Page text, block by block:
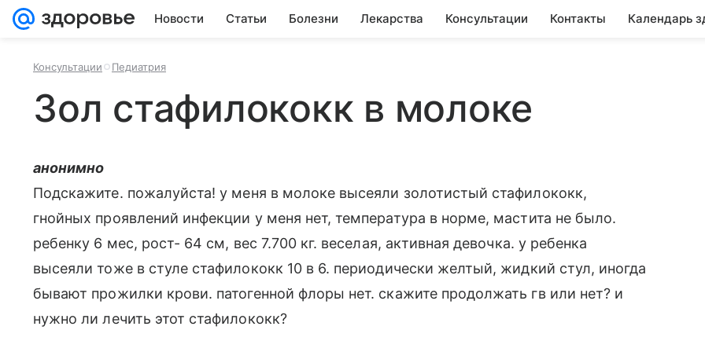
Новости Статьи Болезни Лекарства Консультации Контакты Календарь
Консультации Педиатрия
Зол стафилококк в молоке
анонимно
Подскажите. пожалуйста! у меня в молоке высеяли золотистый стафилококк,
гнойных проявлений инфекции у меня нет, температура в норме, мастита не было.
ребенку 6 мес, рост- 64 см, вес 7.700 кг. веселая, активная девочка. у ребенка
высеяли тоже в стуле стафилококк 10 в 6. периодически желтый, жидкий стул, иногда
бывают прожилки крови. патогенной флоры нет. скажите продолжать гв или нет? и
нужно ли лечить этот стафилококк?